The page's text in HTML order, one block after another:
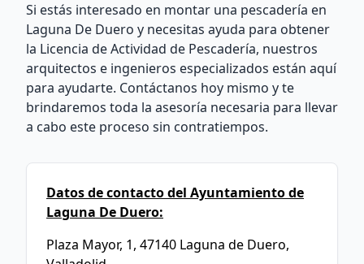
Si estás interesado en montar una pescadería en
Laguna De Duero y necesitas ayuda para obtener
la Licencia de Actividad de Pescadería, nuestros
arquitectos e ingenieros especializados están aquí
para ayudarte. Contáctanos hoy mismo y te
brindaremos toda la asesoría necesaria para llevar
a cabo este proceso sin contratiempos.
Datos de contacto del Ayuntamiento de
Laguna De Duero:
Plaza Mayor, 1, 47140 Laguna de Duero,